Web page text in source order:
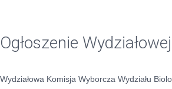
Ogłoszenie
Wydziałowa Komisja Wyborcza Wydziału